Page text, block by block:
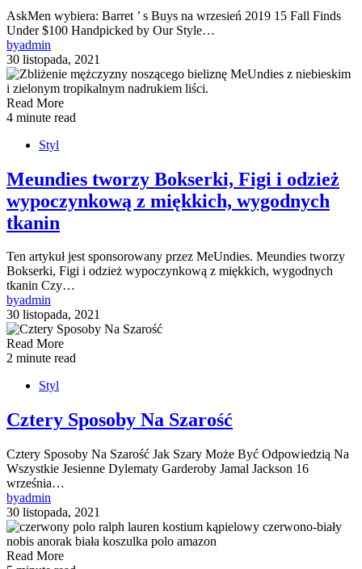
AskMen wybiera: Barret ’ s Buys na wrzesień 2019 15 Fall Finds
Under $100 Handpicked by Our Style…
byadmin
30 listopada, 2021
Read More
4 minute read
Styl
Meundies tworzy Bokserki, Figi i odzież
wypoczynkową z miękkich, wygodnych
tkanin
Ten artykuł jest sponsorowany przez MeUndies. Meundies tworzy
Bokserki, Figi i odzież wypoczynkową z miękkich, wygodnych
tkanin Czy…
byadmin
30 listopada, 2021
Read More
2 minute read
Styl
Cztery Sposoby Na Szarość
Cztery Sposoby Na Szarość Jak Szary Może Być Odpowiedzią Na
Wszystkie Jesienne Dylematy Garderoby Jamal Jackson 16
września…
byadmin
30 listopada, 2021
Read More